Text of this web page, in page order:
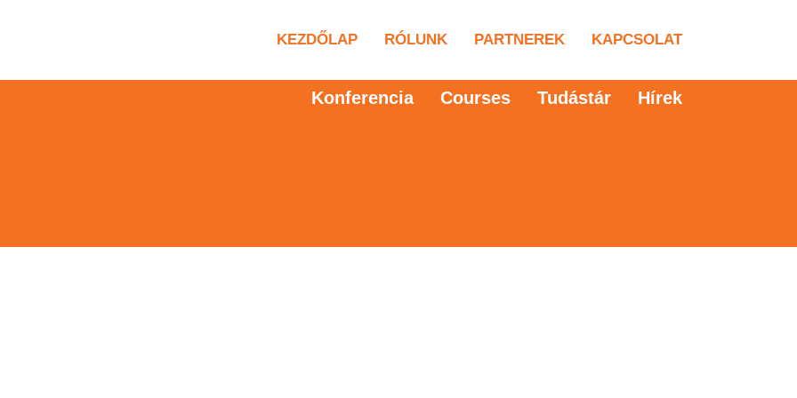
KEZDŐLAP RÓLUNK PARTNEREK KAPCSOLAT
Konferencia Courses Tudástár Hírek